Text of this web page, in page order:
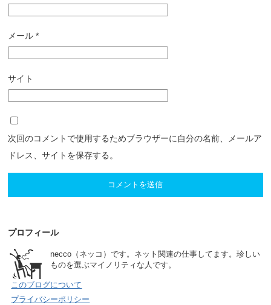
メール*
サイト
次回のコメントで使用するためブラウザーに自分の名前、メールア
ドレス、サイトを保存する。
プロフィール
necco（ネッコ）です。ネット関連の仕事してます。珍しい
ものを選ぶマイノリティな人です。
このブログについて
プライバシーポリシー